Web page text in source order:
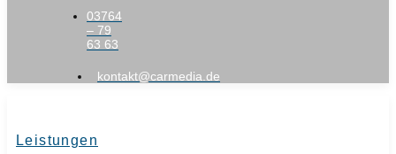
03764
– 79
63 63
kontakt@carmedia.de
Leistungen